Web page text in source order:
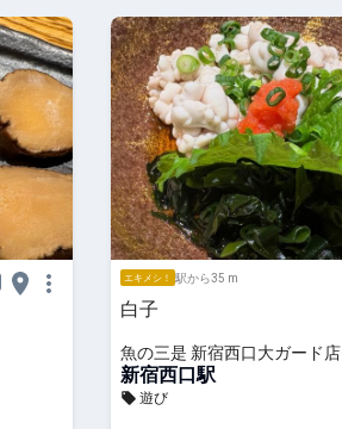
エキメシ！ 駅から35 m
白子
魚の三是 新宿西口大ガード店
新宿西口駅
遊び